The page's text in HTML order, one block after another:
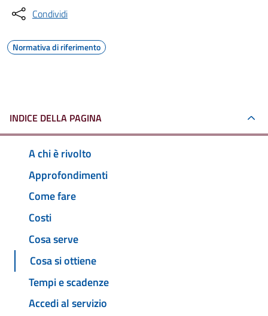
Condividi
Normativa di riferimento
INDICE DELLA PAGINA
A chi è rivolto
Approfondimenti
Come fare
Costi
Cosa serve
Cosa si ottiene
Tempi e scadenze
Accedi al servizio